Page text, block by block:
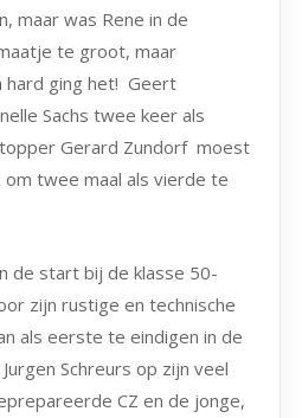
maar was Rene in de
te groot, maar
hard ging het! Geert
Sachs twee keer als
Gerard Zundorf moest
twee maal als vierde te
de start bij de klasse 50-
zijn rustige en technische
als eerste te eindigen in de
Schreurs op zijn veel
CZ en de jonge,